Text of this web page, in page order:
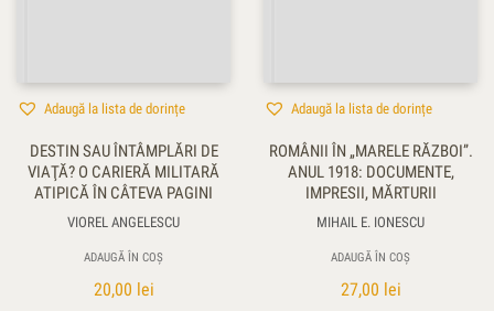
Adaugă la lista de dorințe
DESTIN SAU ÎNTÂMPLĂRI DE
VIAŢĂ? O CARIERĂ MILITARĂ
ATIPICĂ ÎN CÂTEVA PAGINI
VIOREL ANGELESCU
ADAUGĂ ÎN COȘ
20,00 lei
Adaugă la lista de dorințe
ROMÂNII ÎN „MARELE RĂZBOI”.
ANUL 1918: DOCUMENTE,
IMPRESII, MĂRTURII
MIHAIL E. IONESCU
ADAUGĂ ÎN COȘ
27,00 lei